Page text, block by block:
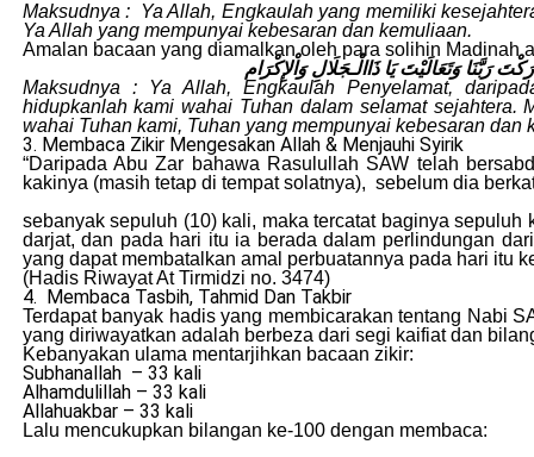
Maksudnya : Ya Allah, Engkaulah yang memiliki
Ya Allah yang mempunyai kebesaran dan kemuliaan.
Amalan bacaan yang diamalkan oleh para solihin Madinah
رَبَّنَا وَتَعَالَيْتَ يَا ذَاالْـجَلَالِ وَاْلإِكْرَام
Maksudnya : Ya Allah, Engkaulah Penyelamat,
hidupkanlah kami wahai Tuhan dalam selamat sejahtera.
wahai Tuhan kami, Tuhan yang mempunyai kebesaran
3. Membaca Zikir Mengesakan Allah & Menjauhi Syirik
“Daripada Abu Zar bahawa Rasulullah SAW telah
kakinya (masih tetap di tempat solatnya), sebelum dia
sebanyak sepuluh (10) kali, maka tercatat baginya
darjat, dan pada hari itu ia berada dalam perlindungan
yang dapat membatalkan amal perbuatannya pada hari itu
(Hadis Riwayat At Tirmidzi no. 3474)
4. Membaca Tasbih, Tahmid Dan Takbir
Terdapat banyak hadis yang membicarakan tentang Nabi
yang diriwayatkan adalah berbeza dari segi kaifiat dan
Kebanyakan ulama mentarjihkan bacaan zikir:
Subhanallah – 33 kali
Alhamdulillah – 33 kali
Allahuakbar – 33 kali
Lalu mencukupkan bilangan ke-100 dengan membaca: